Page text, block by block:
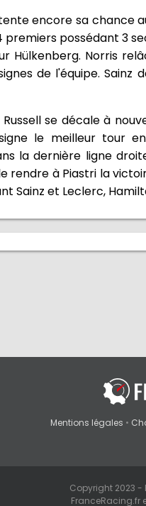
encore sa chance
possédant 3
Hülkenberg. Norris
de l'équipe.
se décale à
le meilleur tour
la dernière ligne
rendre à Piastri la
Sainz et Leclerc,
Mentions légales •
Copyright 2023 -
FranceRacing.fr